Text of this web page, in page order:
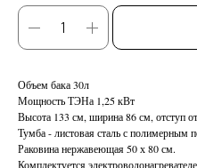
Объем бака 30л
Мощность ТЭНа 1,25 кВт
Высота 133 см, ширина 86 см, отступ
Тумба - листовая сталь с
Раковина нержавеющая 50 х 80 см.
Комплектуется